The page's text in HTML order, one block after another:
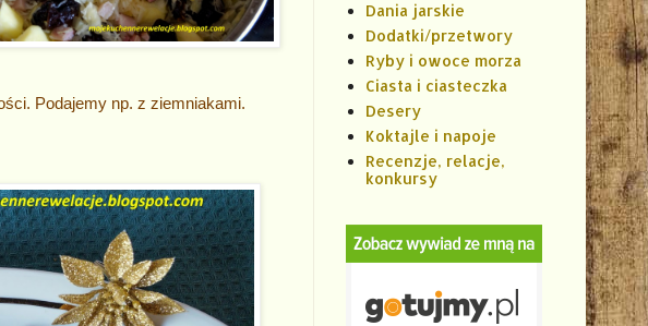
Podajemy np. z ziemniakami.
Dania jarskie
Dodatki/przetwory
Ryby i owoce morza
Ciasta i ciasteczka
Desery
Koktajle i napoje
Recenzje, relacje,
konkursy